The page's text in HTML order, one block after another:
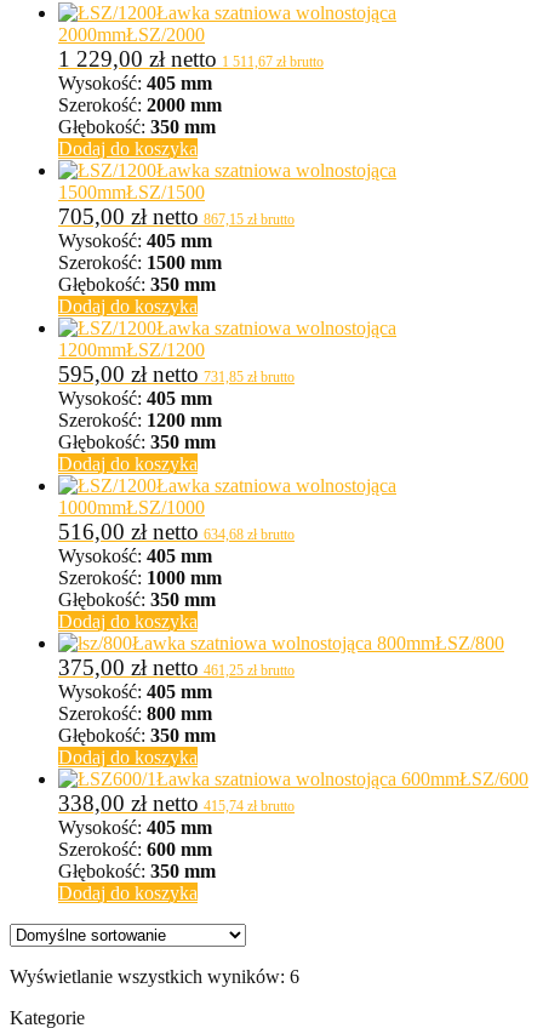
Ławka szatniowa wolnostojąca
2000mmŁSZ/2000
1 229,00 złnetto 1 511,67 złbrutto
Wysokość: 405 mm
Szerokość: 2000 mm
Głębokość: 350 mm
Dodaj do koszyka
Ławka szatniowa wolnostojąca
1500mmŁSZ/1500
705,00 złnetto 867,15 złbrutto
Wysokość: 405 mm
Szerokość: 1500 mm
Głębokość: 350 mm
Dodaj do koszyka
Ławka szatniowa wolnostojąca
1200mmŁSZ/1200
595,00 złnetto 731,85 złbrutto
Wysokość: 405 mm
Szerokość: 1200 mm
Głębokość: 350 mm
Dodaj do koszyka
Ławka szatniowa wolnostojąca
1000mmŁSZ/1000
516,00 złnetto 634,68 złbrutto
Wysokość: 405 mm
Szerokość: 1000 mm
Głębokość: 350 mm
Dodaj do koszyka
Ławka szatniowa wolnostojąca 800mmŁSZ/800
375,00 złnetto 461,25 złbrutto
Wysokość: 405 mm
Szerokość: 800 mm
Głębokość: 350 mm
Dodaj do koszyka
Ławka szatniowa wolnostojąca 600mmŁSZ/600
338,00 złnetto 415,74 złbrutto
Wysokość: 405 mm
Szerokość: 600 mm
Głębokość: 350 mm
Dodaj do koszyka
Wyświetlanie wszystkich wyników: 6
Kategorie